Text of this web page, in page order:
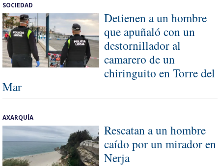
SOCIEDAD
Detienen a un hombre
que apuñaló con un
destornillador al
camarero de un
chiringuito en Torre del
Mar
AXARQUÍA
Rescatan a un hombre
caído por un mirador en
Nerja